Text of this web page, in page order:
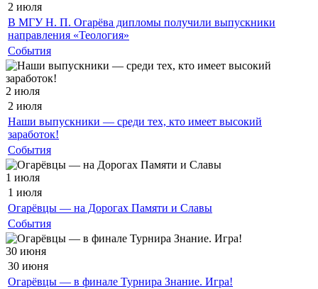
2 июля
В МГУ Н. П. Огарёва дипломы получили выпускники
направления «Теология»
События
2 июля
2 июля
Наши выпускники — среди тех, кто имеет высокий
заработок!
События
1 июля
1 июля
Огарёвцы — на Дорогах Памяти и Славы
События
30 июня
30 июня
Огарёвцы — в финале Турнира Знание. Игра!